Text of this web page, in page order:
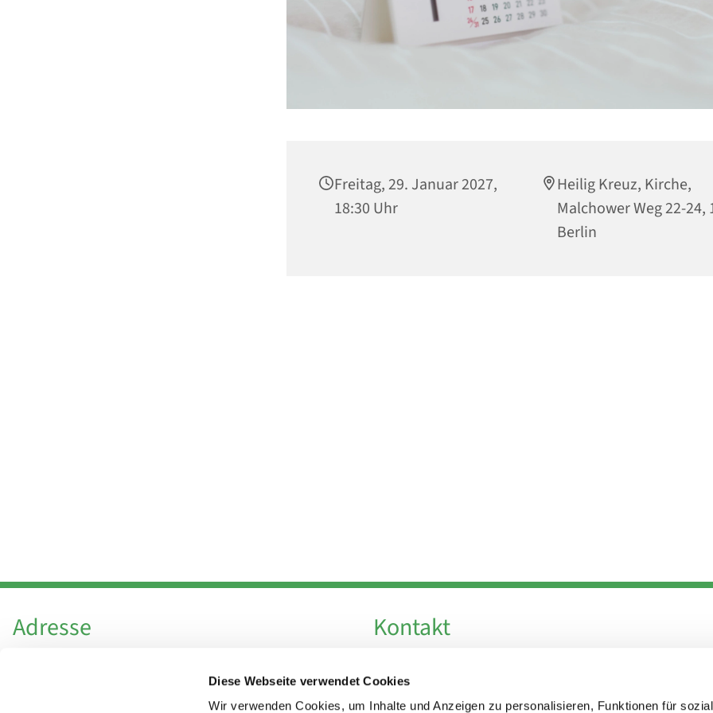
Diese Webseite verwendet Cookies
Wir verwenden Cookies, um Inhalte und Anzeigen zu personalisieren, Funktionen für
Freitag, 29. Januar 2027,
18:30 Uhr
Heilig Kreuz, Kirche,
Malchower Weg 22-24,
Berlin
Adresse
Hl. Theresa von Avila Berlin Nordost
Leitender Pfarrer - Norbert Pomplun
Kontakt
Fax +49 30 924 54 18
E-Mailinfo@theresa-von-avila-berlin.de